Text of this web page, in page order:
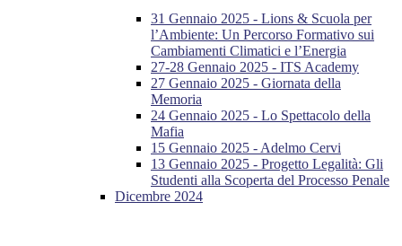
31 Gennaio 2025 - Lions & Scuola per
l’Ambiente: Un Percorso Formativo sui
Cambiamenti Climatici e l’Energia
27-28 Gennaio 2025 - ITS Academy
27 Gennaio 2025 - Giornata della
Memoria
24 Gennaio 2025 - Lo Spettacolo della
Mafia
15 Gennaio 2025 - Adelmo Cervi
13 Gennaio 2025 - Progetto Legalità: Gli
Studenti alla Scoperta del Processo Penale
Dicembre 2024